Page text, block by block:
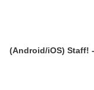
(Android/iOS) Staff! -